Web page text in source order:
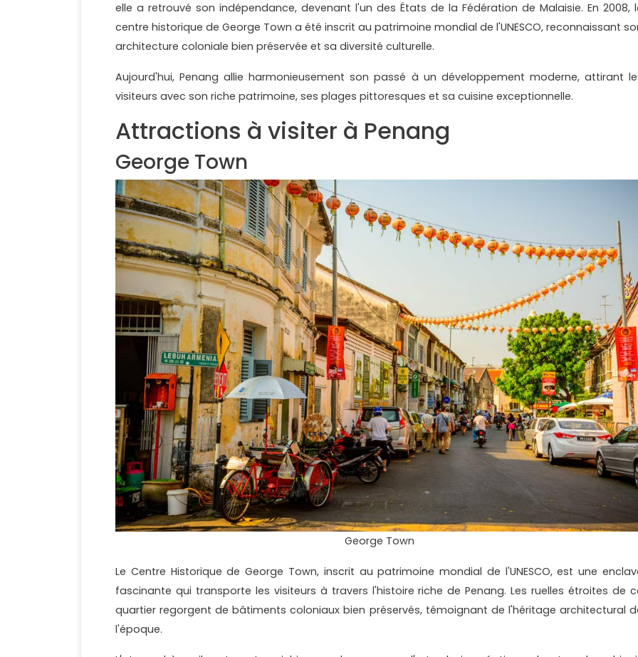
elle a retrouvé son indépendance, devenant l'un des États de la Fédération de Malaisie. En 2008,
centre historique de George Town a été inscrit au patrimoine mondial de l'UNESCO, reconnaissant
architecture coloniale bien préservée et sa diversité culturelle.
Aujourd'hui, Penang allie harmonieusement son passé à un développement moderne, attirant
visiteurs avec son riche patrimoine, ses plages pittoresques et sa cuisine exceptionnelle.
Attractions à visiter à Penang
George Town
George Town
Le Centre Historique de George Town, inscrit au patrimoine mondial de l'UNESCO, est une
fascinante qui transporte les visiteurs à travers l'histoire riche de Penang. Les ruelles étroites de
quartier regorgent de bâtiments coloniaux bien préservés, témoignant de l'héritage architectural
l'époque.